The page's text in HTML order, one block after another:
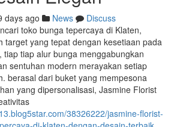
days ago News
Discuss
toko bunga tepercaya di Klaten,
target yang tepat dengan kesetiaan pada
tiap tiap alur bunga menggabungkan
sentuhan modern merayakan setiap
berasal dari buket yang mempesona
yang dipersonalisasi, Jasmine Florist
38326222/jasmine-florist-